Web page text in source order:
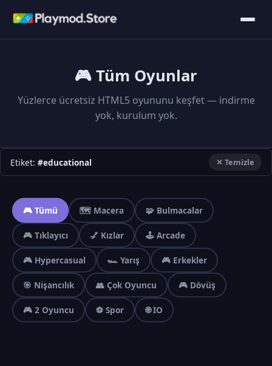
🎮 Tüm Oyunlar
Yüzlerce ücretsiz HTML5 oyununu keşfet — indirme
yok, kurulum yok.
Etiket: #educational ✕ Temizle
🎮 Tümü 🗺️ Macera 🧩 Bulmacalar
🎮 Tıklayıcı 💅 Kızlar 🕹️ Arcade
🎮 Hypercasual 🏎️ Yarış 🎮 Erkekler
🎯 Nişancılık 👥 Çok Oyuncu 🎮 Dövüş
🎮 2 Oyuncu ⚽ Spor 🌐 IO